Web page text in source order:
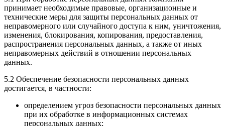
принимает необходимые правовые, организационные и
технические меры для защиты персональных данных от
неправомерного или случайного доступа к ним, уничтожения,
изменения, блокирования, копирования, предоставления,
распространения персональных данных, а также от иных
неправомерных действий в отношении персональных
данных.
5.2 Обеспечение безопасности персональных данных
достигается, в частности:
определением угроз безопасности персональных данных
при их обработке в информационных системах
персональных данных;